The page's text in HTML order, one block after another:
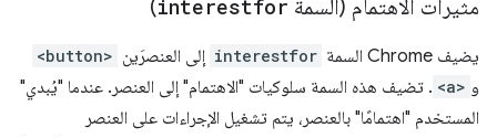
مثيرات الاهتمام (السمة interestfor
)
يضيف Chrome السمة interestfor إلى العنصرَين <button>
و <a> . تضيف هذه السمة سلوكيات "الاهتمام" إلى العنصر. عندما "يُبدي"
المستخدم "اهتمامًا" بالعنصر، يتم تشغيل الإجراءات على العنصر